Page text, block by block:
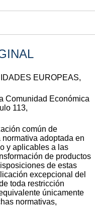
EUROPEAS,
Comunidad Económica
113,
común de
adoptada en
y aplicables a las
de productos
de estas
excepcional del
toda restricción
únicamente
normativas,